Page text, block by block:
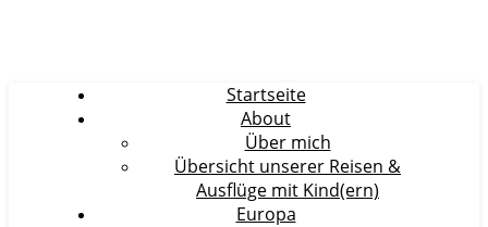
Startseite
About
Über mich
Übersicht unserer Reisen &
Ausflüge mit Kind(ern)
Europa